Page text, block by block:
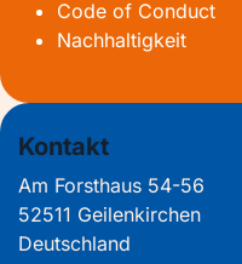
Code of Conduct
Nachhaltigkeit
Kontakt
Am Forsthaus 54-56
52511 Geilenkirchen
Deutschland